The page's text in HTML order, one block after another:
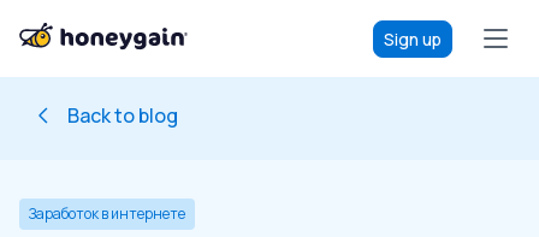
Sign up
Back to blog
Заработок в интернете